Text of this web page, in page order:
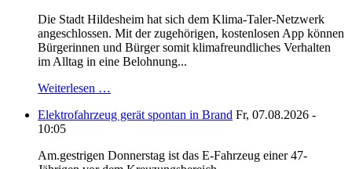
Die Stadt Hildesheim hat sich dem Klima-Taler-Netzwerk
angeschlossen. Mit der zugehörigen, kostenlosen App können
Bürgerinnen und Bürger somit klimafreundliches Verhalten
im Alltag in eine Belohnung...
Weiterlesen …
Elektrofahrzeug gerät spontan in Brand Fr, 07.08.2026 -
10:05
Am.gestrigen Donnerstag ist das E-Fahrzeug einer 47-